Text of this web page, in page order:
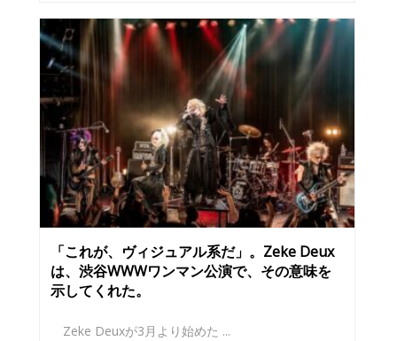
「これが、ヴィジュアル系だ」。Zeke Deux
は、渋谷WWWワンマン公演で、その意味を
示してくれた。
Zeke Deuxが3月より始めた ...